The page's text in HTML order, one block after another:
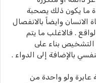
ما يكون ذلك يصحبة
وايضاً بالانفصال
. فالاغلب ما يتم
التشخيص بناء على
بالإضافة إلى الدواء .
عابرة ولو واحدة من